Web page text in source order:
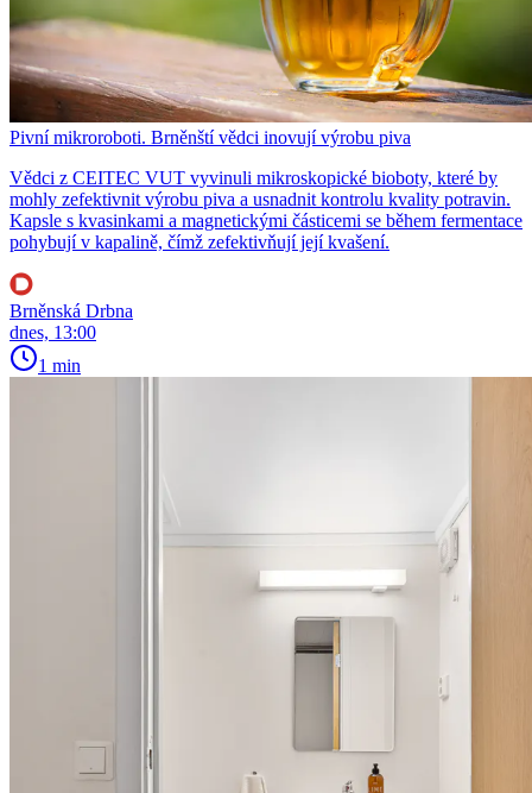
Pivní mikroroboti. Brněnští vědci inovují výrobu piva
Vědci z CEITEC VUT vyvinuli mikroskopické bioboty, které by
mohly zefektivnit výrobu piva a usnadnit kontrolu kvality potravin.
Kapsle s kvasinkami a magnetickými částicemi se během fermentace
pohybují v kapalině, čímž zefektivňují její kvašení.
Brněnská Drbna
dnes, 13:00
1 min